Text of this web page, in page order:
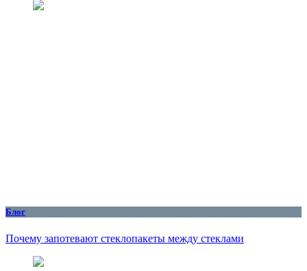
Блог
Почему запотевают стеклопакеты между стеклами